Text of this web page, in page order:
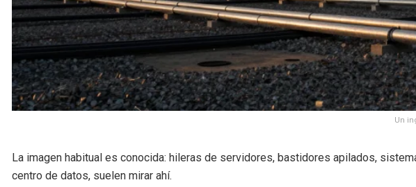
Un
La imagen habitual es conocida: hileras de servidores, bastidores apilados,
centro de datos, suelen mirar ahí.